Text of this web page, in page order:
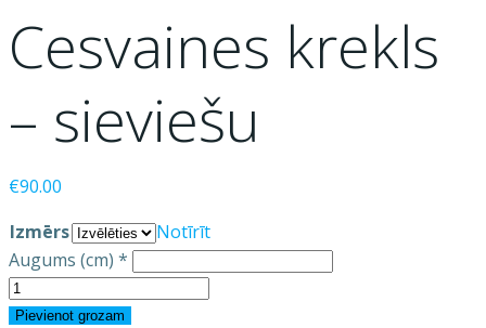
Cesvaines krekls
– sieviešu
€90.00
Izmērs
Notīrīt
Augums (cm) *
Cesvaines
krekls
Pievienot grozam